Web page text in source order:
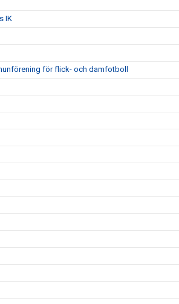
IK
för flick- och damfotboll